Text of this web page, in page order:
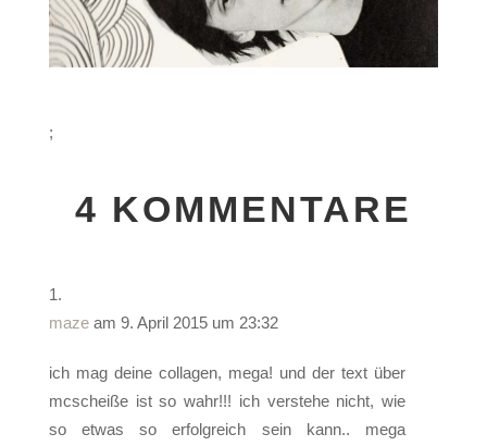
;
4 KOMMENTARE
maze am 9. April 2015 um 23:32
ich mag deine collagen, mega! und der text über
mcscheiße ist so wahr!!! ich verstehe nicht, wie
so etwas so erfolgreich sein kann.. mega